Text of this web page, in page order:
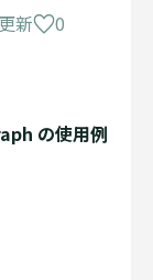
新 0
の使用例